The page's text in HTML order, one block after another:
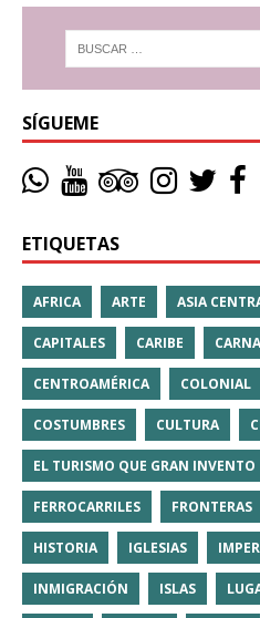
SÍGUEME
ETIQUETAS
AFRICA ARTE ASIA
CAPITALES CARIBE
CENTROAMÉRICA COLONIAL
COSTUMBRES CULTURA
EL TURISMO QUE GRAN INVENTO
FERROCARRILES FRONTERAS
HISTORIA IGLESIAS
INMIGRACIÓN ISLAS